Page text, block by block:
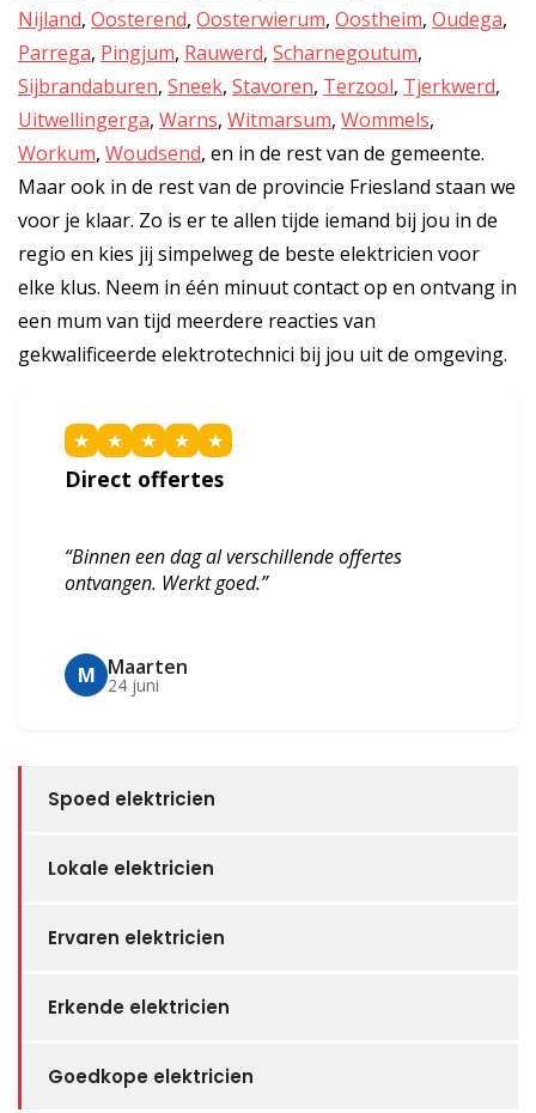
Nijland, Oosterend, Oosterwierum, Oostheim, Oudega,
Parrega, Pingjum, Rauwerd, Scharnegoutum,
Sijbrandaburen, Sneek, Stavoren, Terzool, Tjerkwerd,
Uitwellingerga, Warns, Witmarsum, Wommels,
Workum, Woudsend, en in de rest van de gemeente.
Maar ook in de rest van de provincie Friesland staan we
voor je klaar. Zo is er te allen tijde iemand bij jou in de
regio en kies jij simpelweg de beste elektricien voor
elke klus. Neem in één minuut contact op en ontvang in
een mum van tijd meerdere reacties van
gekwalificeerde elektrotechnici bij jou uit de omgeving.
★ ★ ★ ★ ★
Direct offertes
“Binnen een dag al verschillende offertes
ontvangen. Werkt goed.”
M Maarten
24 juni
Spoed elektricien
Lokale elektricien
Ervaren elektricien
Erkende elektricien
Goedkope elektricien